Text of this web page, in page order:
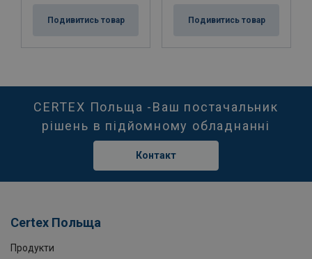
Подивитись товар Подивитись товар
CERTEX Польща -Ваш постачальник
рішень в підйомному обладнанні
Контакт
Certex Польща
Продукти